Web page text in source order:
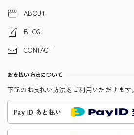
ABOUT
BLOG
CONTACT
お支払い方法について
下記のお支払い方法をご利用いただけます。
Pay ID あと払い